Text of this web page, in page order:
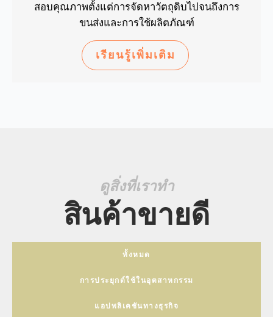
สอบคุณภาพตั้งแต่การจัดหาวัตถุดิบไปจนถึงการ
ขนส่งและการใช้ผลิตภัณฑ์
เรียนรู้เพิ่มเติม
ดูสิ่งที่เราทำ
สินค้าขายดี
ทั้งหมด
การประยุกต์ใช้ในอุตสาหกรรม
แอปพลิเคชันทางธุรกิจ